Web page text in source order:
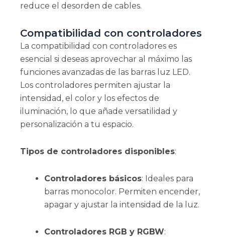
reduce el desorden de cables.
Compatibilidad con controladores
La compatibilidad con controladores es
esencial si deseas aprovechar al máximo las
funciones avanzadas de las barras luz LED.
Los controladores permiten ajustar la
intensidad, el color y los efectos de
iluminación, lo que añade versatilidad y
personalización a tu espacio.
Tipos de controladores disponibles:
Controladores básicos: Ideales para
barras monocolor. Permiten encender,
apagar y ajustar la intensidad de la luz.
Controladores RGB y RGBW: